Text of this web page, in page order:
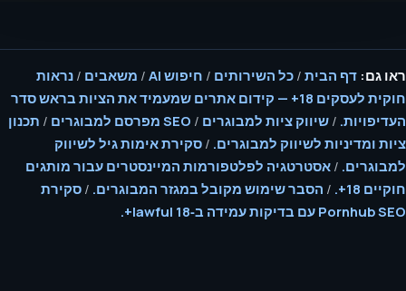
ראו גם: דף הבית / כל השירותים / חיפוש AI / משאבים / נראות
חוקית לעסקים 18+ — קידום אתרים שמעמיד את הציות בראש סדר
העדיפויות. / שיווק ציות למבוגרים / SEO מפרסם למבוגרים / תכנון
ציות ומדיניות לשיווק למבוגרים. / סקירת אימות גיל לשיווק
למבוגרים. / אסטרטגיה לפלטפורמות המיינסטרים עבור מותגים
חוקיים 18+.
/ הסבר שימוש מקובל במגזר המבוגרים. / סקירת
Pornhub SEO עם בדיקות עמידה ב‑lawful 18+.